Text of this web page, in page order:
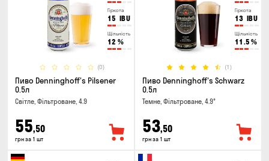
Гіркота
15 IBU
Щільність
12 %
(0)
Пиво Denninghoff's Pilsener
0.5л
Світле, Фільтроване, 4.9
55,50
грн за 1 шт
Гіркота
13 IBU
Щільність
11.5 %
(1)
Пиво Denninghoff's Schwarz
0.5л
Темне, Фільтроване, 4.9°
53,50
грн за 1 шт